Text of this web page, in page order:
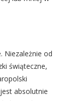
Niezależnie od
świąteczne,
absolutnie